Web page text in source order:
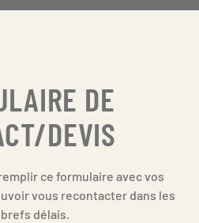
DE
DEVIS
ce formulaire avec vos
vous recontacter dans les
délais.